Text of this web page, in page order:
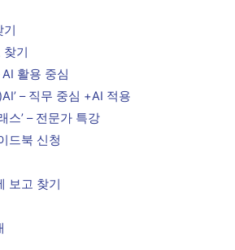
기
찾기
AI 활용 중심
– 직무 중심 +AI 적용
스’ – 전문가 특강
드북 신청
보고 찾기